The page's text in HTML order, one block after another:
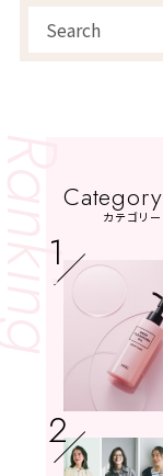
Category
カテゴリー